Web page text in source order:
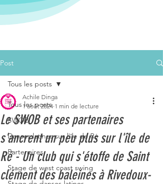
Post
Tous les posts
SWOB
Danses latines sur l'île de Ré
Partenaires
Stage de west coast swing
Tous les posts
Le SWOB et ses partenaires
s'ancrent un peu plus sur l'île de
Ré - Un club qui s'étoffe de Saint
clément des baleines à Rivedoux-
Achile Dinga
1 août 2024 1 min de lecture